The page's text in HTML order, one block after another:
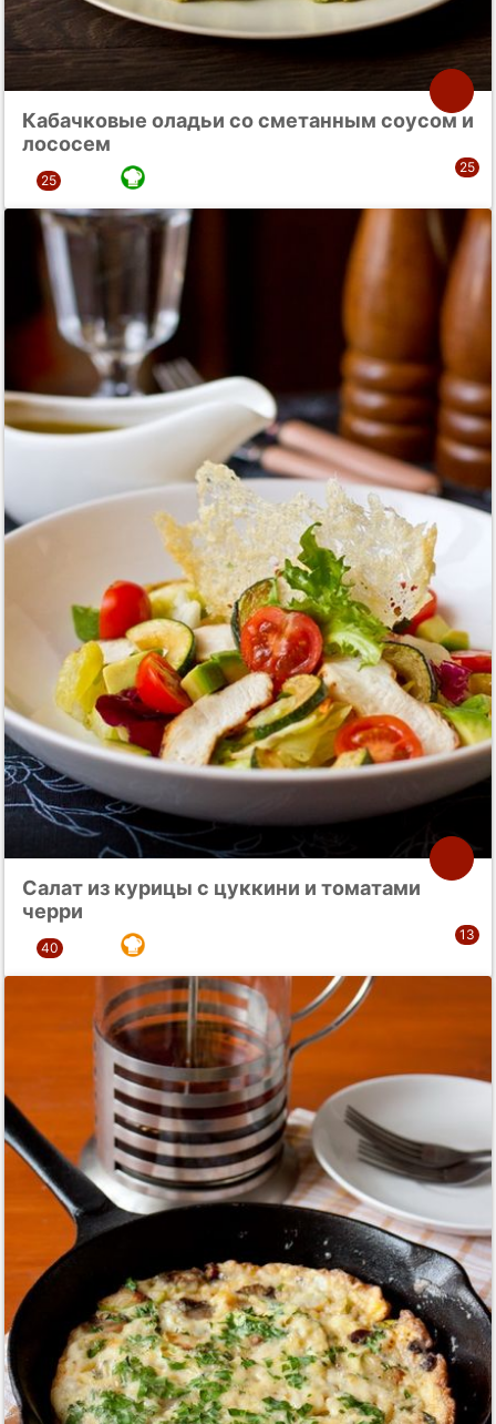
Кабачковые оладьи со сметанным соусом и
лососем
Салат из курицы с цуккини и томатами
черри